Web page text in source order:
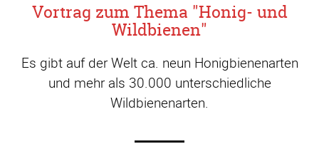
Vortrag zum Thema "Honig- und
Wildbienen"
Es gibt auf der Welt ca. neun Honigbienenarten
und mehr als 30.000 unterschiedliche
Wildbienenarten.